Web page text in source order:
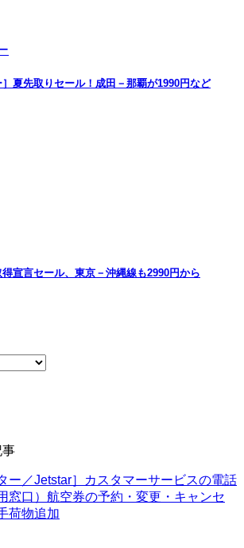
］夏先取りセール！成田－那覇が1990円など
得宣言セール、東京－沖縄線も2990円から
事
ー／Jetstar］カスタマーサービスの電話
窓口）航空券の予約・変更・キャンセ
荷物追加